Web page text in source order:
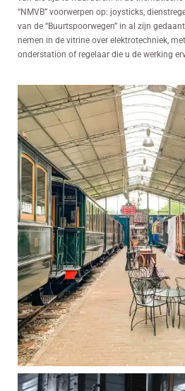
“NMVB” voorwerpen op: joysticks,
van de “Buurtspoorwegen” in al zijn
nemen in de vitrine over elektrotechniek,
onderstation of regelaar die u de werking